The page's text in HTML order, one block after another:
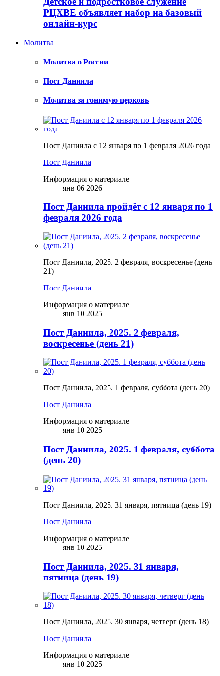
РЦХВЕ объявляет набор на базовый
онлайн-курс
Молитва
Молитва о России
Пост Даниила
Молитва за гонимую церковь
Пост Даниила с 12 января по 1 февраля 2026 года
Пост Даниила
Информация о материале
янв 06 2026
Пост Даниила пройдёт с 12 января по 1
февраля 2026 года
Пост Даниила, 2025. 2 февраля, воскресенье (день
21)
Пост Даниила
Информация о материале
янв 10 2025
Пост Даниила, 2025. 2 февраля,
воскресенье (день 21)
Пост Даниила, 2025. 1 февраля, суббота (день 20)
Пост Даниила
Информация о материале
янв 10 2025
Пост Даниила, 2025. 1 февраля, суббота
(день 20)
Пост Даниила, 2025. 31 января, пятница (день 19)
Пост Даниила
Информация о материале
янв 10 2025
Пост Даниила, 2025. 31 января,
пятница (день 19)
Пост Даниила, 2025. 30 января, четверг (день 18)
Пост Даниила
Информация о материале
янв 10 2025